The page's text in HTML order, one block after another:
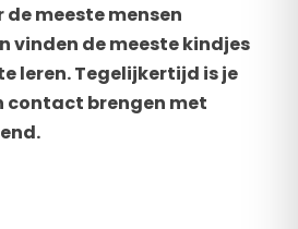
de meeste mensen
vinden de meeste kindjes
leren. Tegelijkertijd is je
contact brengen met